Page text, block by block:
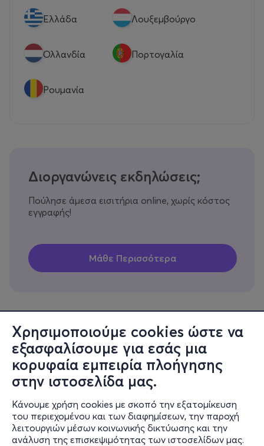
Χρησιμοποιούμε cookies ώστε να
εξασφαλίσουμε για εσάς μια
κορυφαία εμπειρία πλοήγησης
στην ιστοσελίδα μας.
Κάνουμε χρήση cookies με σκοπό την εξατομίκευση
του περιεχομένου και των διαφημίσεων, την παροχή
λειτουργιών μέσων κοινωνικής δικτύωσης και την
ανάλυση της επισκεψιμότητας των ιστοσελίδων μας.
Eλλάδα Λουξεμβούργο
Ολλανδία Πορτογαλία
Ρουμανία
Διοργανώνεις εκδηλώσεις;
Πούλησε άμεσα εισιτήρια online, χωρίς κόστος
εγγραφής!
Πληροφορίες
Υποστήριξη
Stay Connected